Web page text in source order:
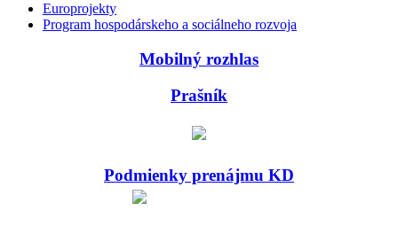
Europrojekty
Program hospodárskeho a sociálneho rozvoja
Mobilný rozhlas
Prašník
Podmienky prenájmu KD